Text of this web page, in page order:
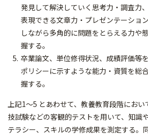
発見して解決していく思考力・調査力
表現できる文章力・プレゼンテーショ
しながら多角的に問題をとらえる力や
握する。
卒業論文、単位修得状況、成績評価等
ポリシーに示すような能力・資質を総
握する。
上記1～5 とあわせて、教養教育段階にお
技試験などの客観的テストを用いて、知識
テラシー、スキルの学修成果を測定する。